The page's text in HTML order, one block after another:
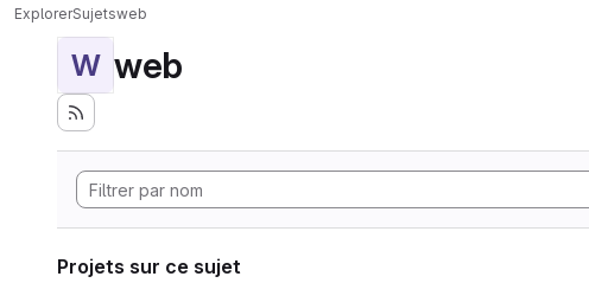
ExplorerSujetsweb
W web
Projets sur ce sujet